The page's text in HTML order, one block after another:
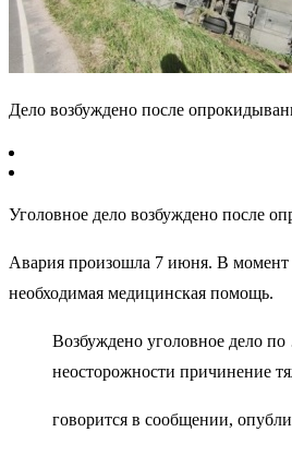
Дело возбуждено после
Уголовное дело возбуждено после
Авария произошла 7 июня. В момент
необходимая медицинская помощь.
Возбуждено уголовное дело
неосторожности причинение
говорится в сообщении,